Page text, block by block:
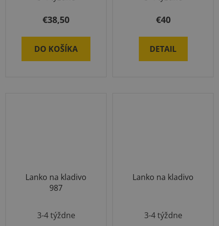
€38,50
DO KOŠÍKA
€40
DETAIL
Lanko na kladivo
987
3-4 týždne
Lanko na kladivo
3-4 týždne